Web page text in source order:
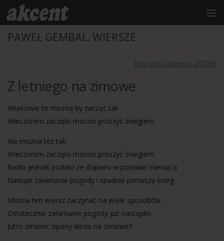
treści
Przejdź do treści
PAWEŁ GEMBAL. WIERSZE
Spis treści numeru 2/2009
Z letniego na zimowe
Właściwie to można by zacząć tak
Wieczorem zaczęło mocno prószyć śniegiem
Ale można też tak
Wieczorem zaczęło mocno prószyć śniegiem
Radio jednak podało że dopiero w połowie miesiąca
Nastąpi załamanie pogody i spadnie pierwszy śnieg
Można ten wiersz zaczynać na wiele sposobów
Ostatecznie załamanie pogody już nastąpiło
Jutro zmienić opony letnie na zimowe?